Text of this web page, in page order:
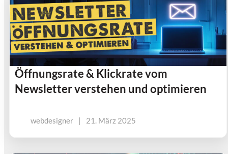
Öffnungsrate & Klickrate vom
Newsletter verstehen und optimieren
webdesigner | 21. März 2025